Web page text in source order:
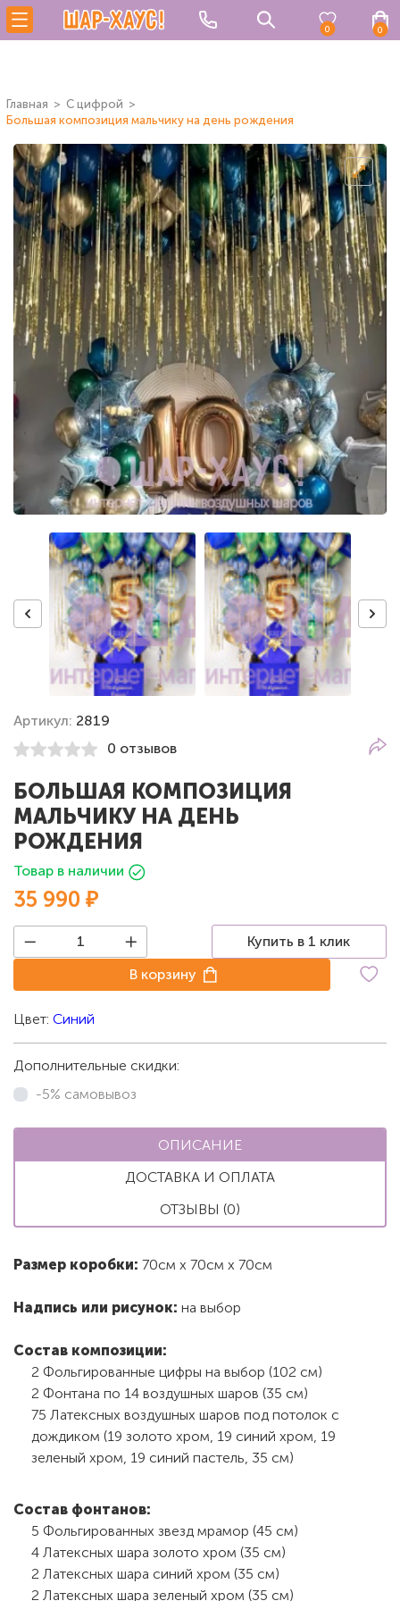
0 0
Главная
C цифрой
Большая композиция мальчику на день рождения
Артикул: 2819
0 отзывов
БОЛЬШАЯ КОМПОЗИЦИЯ
МАЛЬЧИКУ НА ДЕНЬ
РОЖДЕНИЯ
Товар в наличии
35 990 ₽
Купить в 1 клик
В корзину
Цвет: Синий
Дополнительные скидки:
-5% самовывоз
ОПИСАНИЕ
ДОСТАВКА И ОПЛАТА
ОТЗЫВЫ (0)
Размер коробки: 70см х 70см х 70см
Надпись или рисунок: на выбор
Состав композиции:
2 Фольгированные цифры на выбор (102 см)
2 Фонтана по 14 воздушных шаров (35 см)
75 Латексных воздушных шаров под потолок с
дождиком (19 золото хром, 19 синий хром, 19
зеленый хром, 19 синий пастель, 35 см)
Состав фонтанов:
5 Фольгированных звезд мрамор (45 см)
4 Латексных шара золото хром (35 см)
2 Латексных шара синий хром (35 см)
2 Латексных шара зеленый хром (35 см)